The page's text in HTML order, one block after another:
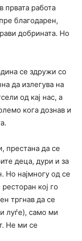
првата работа
благодарен,
добрината. Но
се здружи со
да излегува на
од кај нас, а
кога дознав и
престана да се
деца, дури и за
Но најмногу од се
кој го
тргнав да се
луѓе), само ми
Не ми се